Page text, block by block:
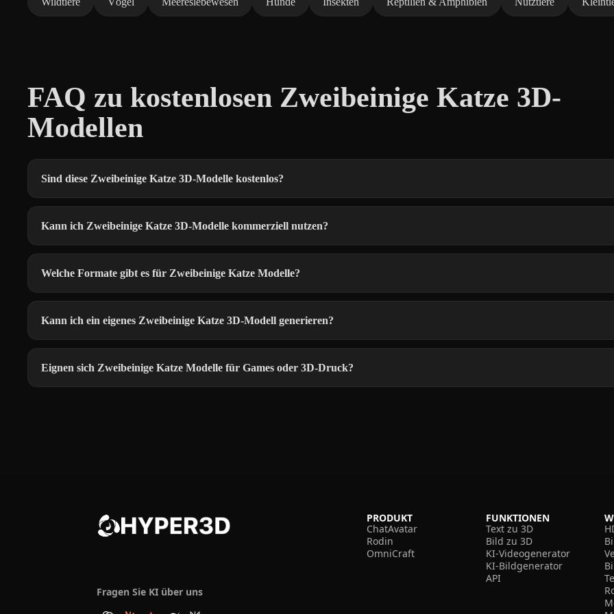
FAQ zu kostenlosen Zweibeinige Katze 3D-
Modellen
Sind diese Zweibeinige Katze 3D-Modelle kostenlos?
Kann ich Zweibeinige Katze 3D-Modelle kommerziell nutzen?
Welche Formate gibt es für Zweibeinige Katze Modelle?
Kann ich ein eigenes Zweibeinige Katze 3D-Modell generieren?
Eignen sich Zweibeinige Katze Modelle für Games oder 3D-Druck?
Fragen Sie KI über uns
PRODUKT
ChatAvatar
Rodin
OmniCraft
FUNKTIONEN
Text zu 3D
Bild zu 3D
KI-Videogenerator
KI-Bildgenerator
API